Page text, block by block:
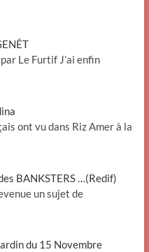
Le Furtif J’ai enfin
ont vu dans Riz Amer à la
BANKSTERS …(Redif)
un sujet de
du 15 Novembre